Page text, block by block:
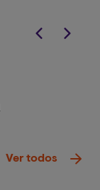
profesorado y
Ver todos